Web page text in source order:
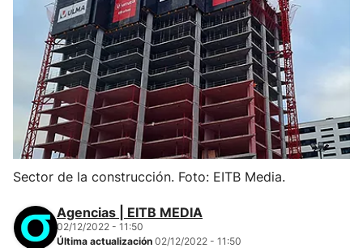
Sector de la construcción. Foto: EITB Media.
Agencias | EITB MEDIA
02/12/2022 - 11:50
Última actualización 02/12/2022 - 11:50